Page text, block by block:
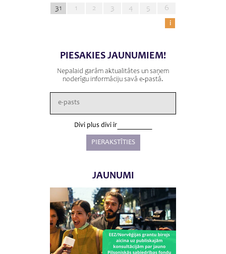
31
1 2 3 4 5
6
i
PIESAKIES JAUNUMIEM!
Nepalaid garām aktualitātes un saņem
noderīgu informāciju savā e-pastā.
Divi plus divi ir
JAUNUMI